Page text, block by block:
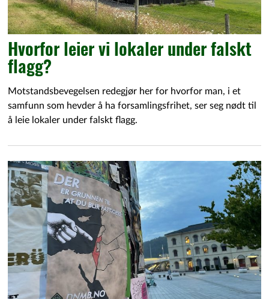
Hvorfor leier vi lokaler under falskt
flagg?
Motstandsbevegelsen redegjør her for hvorfor man, i et
samfunn som hevder å ha forsamlingsfrihet, ser seg nødt til
å leie lokaler under falskt flagg.